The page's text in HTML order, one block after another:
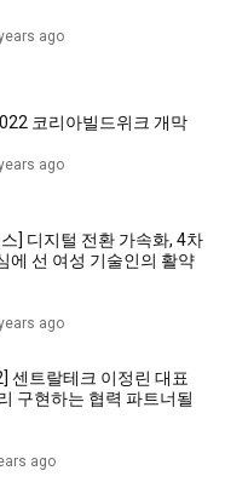
Abdul El-
| Dr. Yasir Qadhi
ago
코리아빌드위크 개막
ago
] 디지털 전환 가속화, 4차
에 선 여성 기술인의 활약
ago
센트랄테크 이정린 대표
구현하는 협력 파트너될
ago